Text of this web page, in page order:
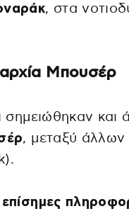
, στα
Μπουσέρ
σημειώθηκαν και
, μεταξύ άλλων
επίσημες